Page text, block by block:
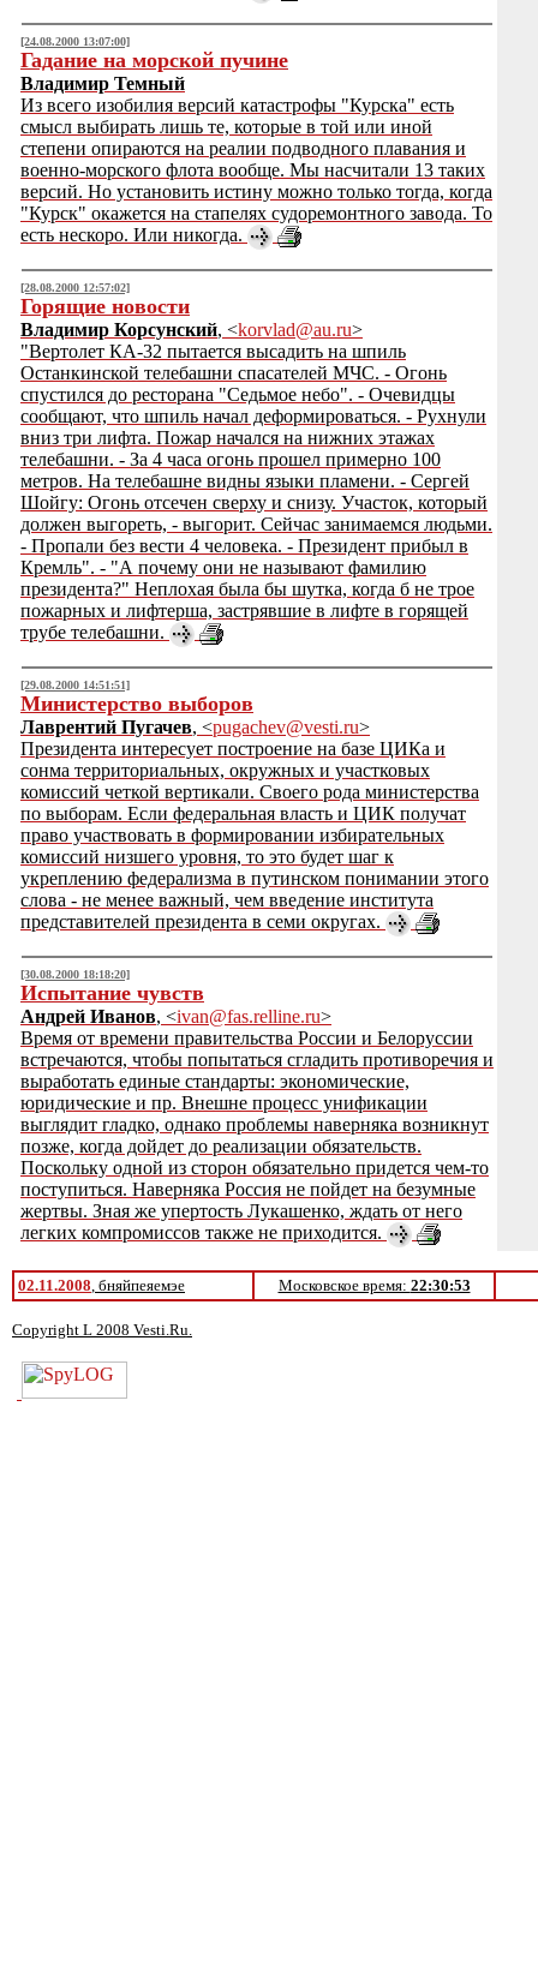
[24.08.2000 13:07:00]
Гадание на морской пучине
Владимир Темный
Из всего изобилия версий катастрофы "Курска" есть
смысл выбирать лишь те, которые в той или иной
степени опираются на реалии подводного плавания и
военно-морского флота вообще. Мы насчитали 13 таких
версий. Но установить истину можно только тогда, когда
"Курск" окажется на стапелях судоремонтного завода. То
есть нескоро. Или никогда.
[28.08.2000 12:57:02]
Горящие новости
Владимир Корсунский, <korvlad@au.ru>
"Вертолет КА-32 пытается высадить на шпиль
Останкинской телебашни спасателей МЧС. - Огонь
спустился до ресторана "Седьмое небо". - Очевидцы
сообщают, что шпиль начал деформироваться. - Рухнули
вниз три лифта. Пожар начался на нижних этажах
телебашни. - За 4 часа огонь прошел примерно 100
метров. На телебашне видны языки пламени. - Сергей
Шойгу: Огонь отсечен сверху и снизу. Участок, который
должен выгореть, - выгорит. Сейчас занимаемся людьми.
- Пропали без вести 4 человека. - Президент прибыл в
Кремль". - "А почему они не называют фамилию
президента?" Неплохая была бы шутка, когда б не трое
пожарных и лифтерша, застрявшие в лифте в горящей
трубе телебашни.
[29.08.2000 14:51:51]
Министерство выборов
Лаврентий Пугачев, <pugachev@vesti.ru>
Президента интересует построение на базе ЦИКа и
сонма территориальных, окружных и участковых
комиссий четкой вертикали. Своего рода министерства
по выборам. Если федеральная власть и ЦИК получат
право участвовать в формировании избирательных
комиссий низшего уровня, то это будет шаг к
укреплению федерализма в путинском понимании этого
слова - не менее важный, чем введение института
представителей президента в семи округах.
[30.08.2000 18:18:20]
Испытание чувств
Андрей Иванов, <ivan@fas.relline.ru>
Время от времени правительства России и Белоруссии
встречаются, чтобы попытаться сгладить противоречия и
выработать единые стандарты: экономические,
юридические и пр. Внешне процесс унификации
выглядит гладко, однако проблемы наверняка возникнут
позже, когда дойдет до реализации обязательств.
Поскольку одной из сторон обязательно придется чем-то
поступиться. Наверняка Россия не пойдет на безумные
жертвы. Зная же упертость Лукашенко, ждать от него
легких компромиссов также не приходится.
02.11.2008, бняйпеяемэе Московское время: 22:30:53
Copyright L 2008 Vesti.Ru.